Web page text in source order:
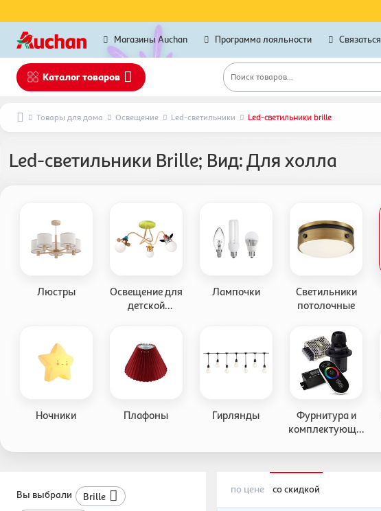
Магазины Auchan Программа лояльности Связаться
Каталог товаров Поиск товаров...
Товары для дома Освещение Led-светильники Led-светильники brille
Led-светильники Brille; Вид: Для холла
Люстры
Освещение для
детской
Лампочки
Светильники
потолочные
Ночники Плафоны Гирлянды
Фурнитура и
комплектующие
Вы выбрали
Brille
по цене со скидкой